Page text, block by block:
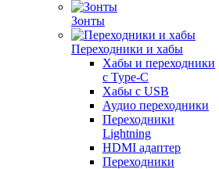
Зонты
Переходники и хабы
Хабы и переходники
с Type-C
Хабы с USB
Аудио переходники
Переходники
Lightning
HDMI адаптер
Переходники